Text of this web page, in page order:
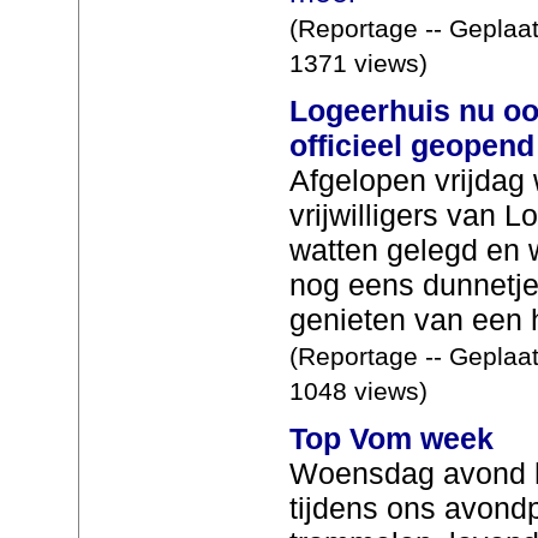
(Reportage --
1371 views)
Logeerhuis nu
officieel geopend
Afgelopen vrijdag
vrijwilligers van
watten gelegd en
nog eens
genieten van een
(Reportage --
1048 views)
Top Vom week
Woensdag avond
tijdens ons